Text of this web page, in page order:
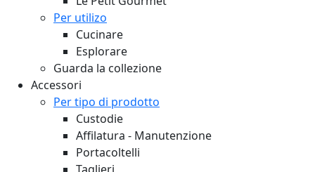
Per utilizo
Cucinare
Esplorare
Guarda la collezione
Accessori
Per tipo di prodotto
Custodie
Affilatura - Manutenzione
Portacoltelli